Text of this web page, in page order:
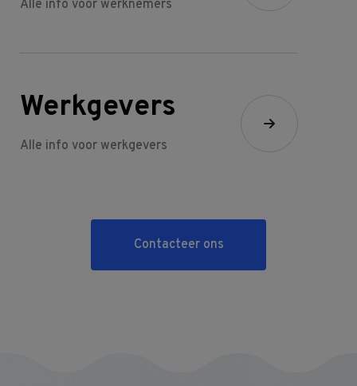
Alle info voor werknemers
Werkgevers
Alle info voor werkgevers
Contacteer ons